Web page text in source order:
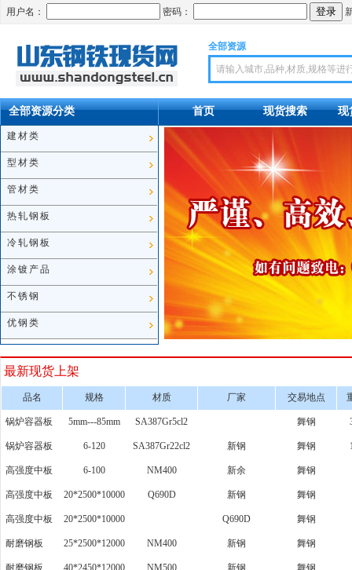
用户名： 密码：
全部资源
全部资源分类 首页 现货搜索 现
建材类
型材类
管材类
热轧钢板
冷轧钢板
涂镀产品
不锈钢
优钢类
最新现货上架
品名 规格 材质 厂家 交易地点
锅炉容器板 5mm---85mm SA387Gr5cl2 舞钢
锅炉容器板 6-120 SA387Gr22cl2 新钢 舞钢
高强度中板 6-100 NM400 新余 舞钢
高强度中板 20*2500*10000 Q690D 新钢 舞钢
高强度中板 20*2500*10000 Q690D 舞钢
耐磨钢板 25*2500*12000 NM400 新钢 舞钢
耐磨钢板 40*2450*12000 NM500 新钢 舞钢